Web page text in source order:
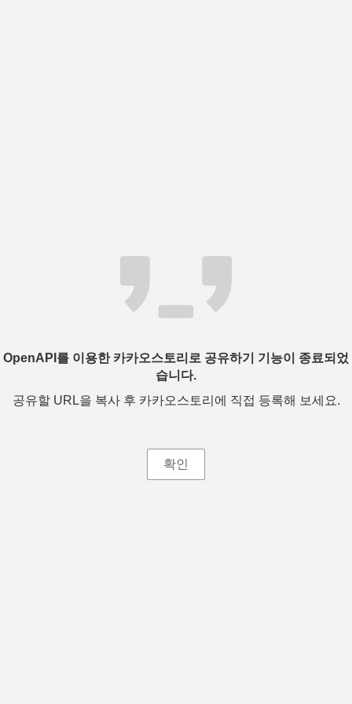
OpenAPI를 이용한 카카오스토리로 공유하기 기능이 종료되었
습니다.
공유할 URL을 복사 후 카카오스토리에 직접 등록해 보세요.
확인